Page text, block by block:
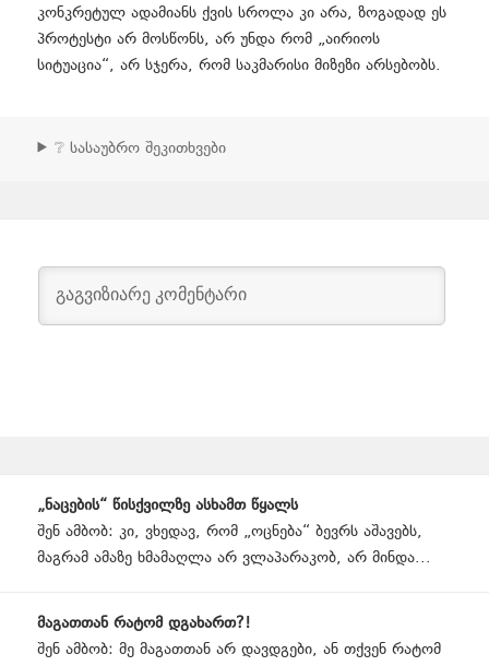
კონკრეტულ ადამიანს ქვის სროლა კი არა, ზოგადად ეს
პროტესტი არ მოსწონს, არ უნდა რომ „აირიოს
სიტუაცია“, არ სჯერა, რომ საკმარისი მიზეზი არსებობს.
❔ სასაუბრო შეკითხვები
navigation„ნაცების“ წისქვილზე ასხამთ წყალს
შენ ამბობ: კი, ვხედავ, რომ „ოცნება“ ბევრს აშავებს,
მაგრამ ამაზე ხმამაღლა არ ვლაპარაკობ, არ მინდა...
მაგათთან რატომ დგახართ?!
შენ ამბობ: მე მაგათთან არ დავდგები, ან თქვენ რატომ